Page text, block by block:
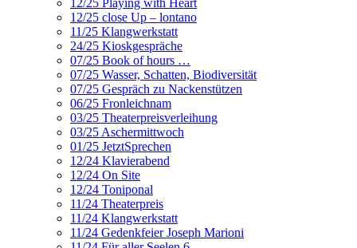
12/25 Playing with Heart
12/25 close Up – lontano
11/25 Klangwerkstatt
24/25 Kioskgespräche
07/25 Book of hours …
07/25 Wasser, Schatten, Biodiversität
07/25 Gespräch zu Nackenstützen
06/25 Fronleichnam
03/25 Theaterpreisverleihung
03/25 Aschermittwoch
01/25 JetztSprechen
12/24 Klavierabend
12/24 On Site
12/24 Toniponal
11/24 Theaterpreis
11/24 Klangwerkstatt
11/24 Gedenkfeier Joseph Marioni